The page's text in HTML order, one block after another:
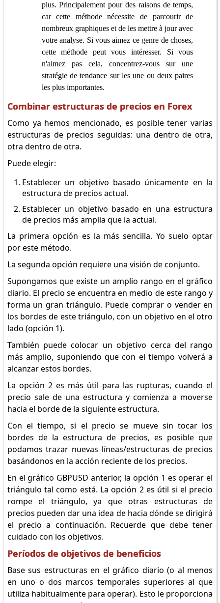
plus. Principalement pour des raisons de temps,
car cette méthode nécessite de parcourir de
nombreux graphiques et de les mettre à jour avec
votre analyse. Si vous aimez ce genre de choses,
cette méthode peut vous intéresser. Si vous
n'aimez pas cela, concentrez-vous sur une
stratégie de tendance sur les une ou deux paires
les plus importantes.
Combinar estructuras de precios en Forex
Como ya hemos mencionado, es posible tener varias
estructuras de precios seguidas: una dentro de otra,
otra dentro de otra.
Puede elegir:
Establecer un objetivo basado únicamente en la
estructura de precios actual.
Establecer un objetivo basado en una estructura
de precios más amplia que la actual.
La primera opción es la más sencilla. Yo suelo optar
por este método.
La segunda opción requiere una visión de conjunto.
Supongamos que existe un amplio rango en el gráfico
diario. El precio se encuentra en medio de este rango y
forma un gran triángulo. Puede comprar o vender en
los bordes de este triángulo, con un objetivo en el otro
lado (opción 1).
También puede colocar un objetivo cerca del rango
más amplio, suponiendo que con el tiempo volverá a
alcanzar estos bordes.
La opción 2 es más útil para las rupturas, cuando el
precio sale de una estructura y comienza a moverse
hacia el borde de la siguiente estructura.
Con el tiempo, si el precio se mueve sin tocar los
bordes de la estructura de precios, es posible que
podamos trazar nuevas líneas/estructuras de precios
basándonos en la acción reciente de los precios.
En el gráfico GBPUSD anterior, la opción 1 es operar el
triángulo tal como está. La opción 2 es útil si el precio
rompe el triángulo, ya que otras estructuras de
precios pueden dar una idea de hacia dónde se dirigirá
el precio a continuación. Recuerde que debe tener
cuidado con los objetivos.
Períodos de objetivos de beneficios
Base sus estructuras en el gráfico diario (o al menos
en uno o dos marcos temporales superiores al que
utiliza habitualmente para operar). Esto le proporciona